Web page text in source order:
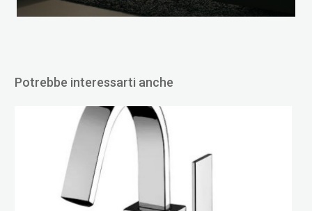
Potrebbe interessarti anche